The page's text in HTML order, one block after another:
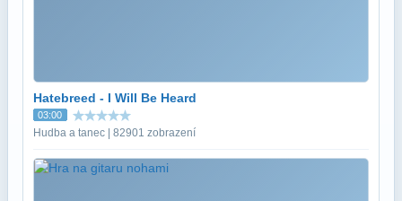
Hatebreed - I Will Be Heard
03:00
Hudba a tanec | 82901 zobrazení